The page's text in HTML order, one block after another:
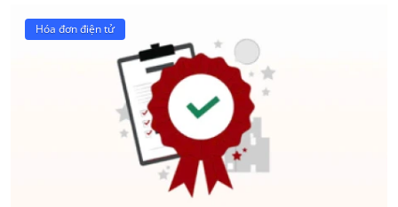
Hóa đơn điện tử